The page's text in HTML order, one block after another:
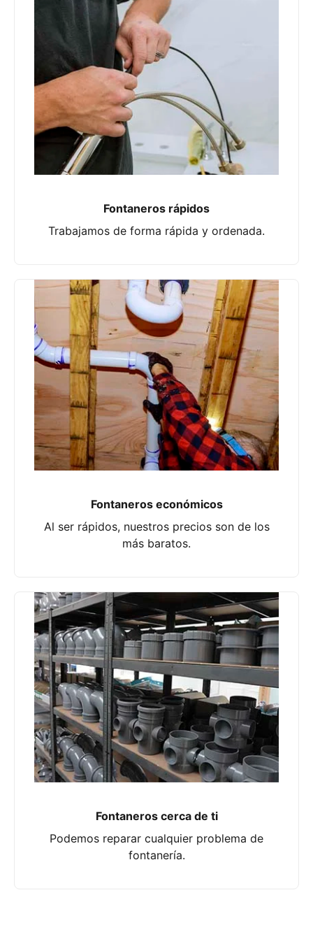
Fontaneros rápidos
Trabajamos de forma rápida y ordenada.
Fontaneros económicos
Al ser rápidos, nuestros precios son de los
más baratos.
Fontaneros cerca de ti
Podemos reparar cualquier problema de
fontanería.